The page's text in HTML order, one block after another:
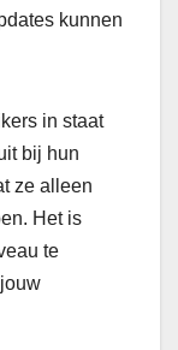
kunnen
in staat
bij hun
ze alleen
Het is
te